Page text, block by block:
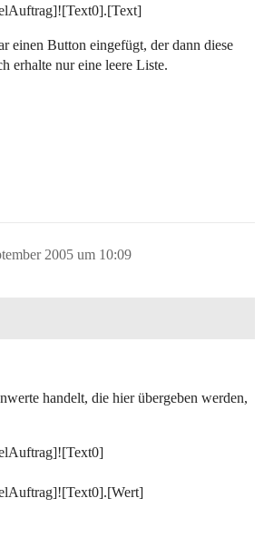
einen Button eingefügt, der dann diese
erhalte nur eine leere Liste.
2005 um 10:09
handelt, die hier übergeben werden,